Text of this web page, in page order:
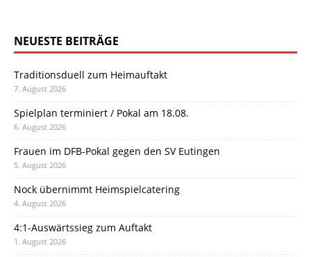
NEUESTE BEITRÄGE
Traditionsduell zum Heimauftakt
7. August 2026
Spielplan terminiert / Pokal am 18.08.
6. August 2026
Frauen im DFB-Pokal gegen den SV Eutingen
5. August 2026
Nock übernimmt Heimspielcatering
4. August 2026
4:1-Auswärtssieg zum Auftakt
1. August 2026